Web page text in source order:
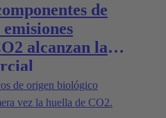
de
alcanzan la
de origen biológico
vez la huella de CO2.